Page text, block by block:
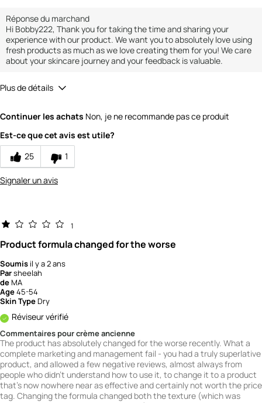
Réponse du marchand
Hi Bobby222, Thank you for taking the time and sharing your
experience with our product. We want you to absolutely love using
fresh products as much as we love creating them for you! We care
about your skincare journey and your feedback is valuable.
Plus de détails
Continuer les achats Non, je ne recommande pas ce produit
Est-ce que cet avis est utile?
25
1
Signaler un avis
1
Product formula changed for the worse
Soumis il y a 2 ans
Parsheelah
deMA
Age45-54
Skin TypeDry
Réviseur vérifié
Commentaires pour crème ancienne
The product has absolutely changed for the worse recently. What a
complete marketing and management fail - you had a truly superlative
product, and allowed a few negative reviews, almost always from
people who didn't understand how to use it, to change it to a product
that's now nowhere near as effective and certainly not worth the price
tag. Changing the formula changed both the texture (which was